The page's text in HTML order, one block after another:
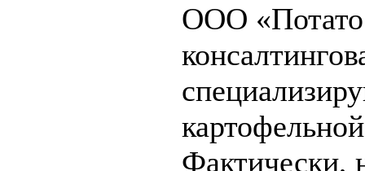
ООО
Фактически,